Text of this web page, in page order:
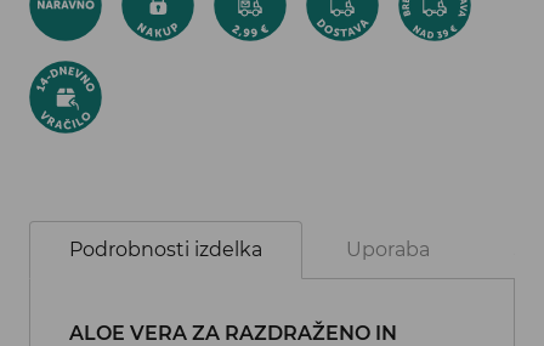
Podrobnosti izdelka Uporaba
ALOE VERA ZA RAZDRAŽENO IN